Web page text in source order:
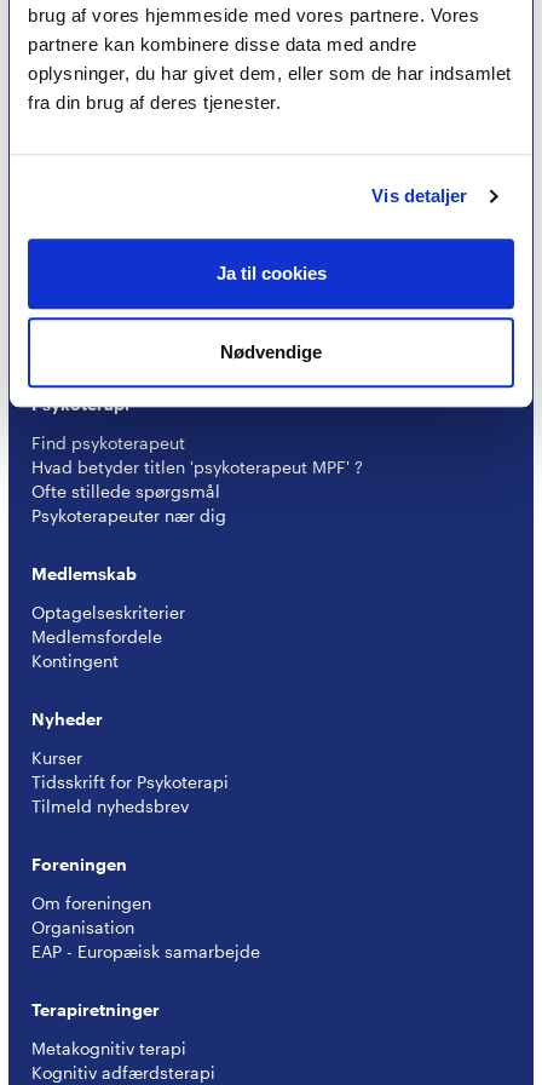
brug af vores hjemmeside med vores partnere. Vores
partnere kan kombinere disse data med andre
oplysninger, du har givet dem, eller som de har indsamlet
fra din brug af deres tjenester.
Vis detaljer
Ja til cookies
Nødvendige
Et medlemskab af Dansk Psykoterapeutforening
er et kvalitetsstempel. Alle vores medlemmer skal
leve op til en række kriterier om uddannelse og
erfaring for at få lov til at kalde sig
Psykoterapi
Find psykoterapeut
Hvad betyder titlen 'psykoterapeut MPF' ?
Ofte stillede spørgsmål
Psykoterapeuter nær dig
Medlemskab
Optagelseskriterier
Medlemsfordele
Kontingent
Nyheder
Kurser
Tidsskrift for Psykoterapi
Tilmeld nyhedsbrev
Foreningen
Om foreningen
Organisation
EAP - Europæisk samarbejde
Terapiretninger
Metakognitiv terapi
Kognitiv adfærdsterapi